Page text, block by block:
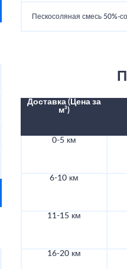
Пескосоляная смесь 50%-
Доставка (Цена за
м³)
0-5 км
6-10 км
11-15 км
16-20 км